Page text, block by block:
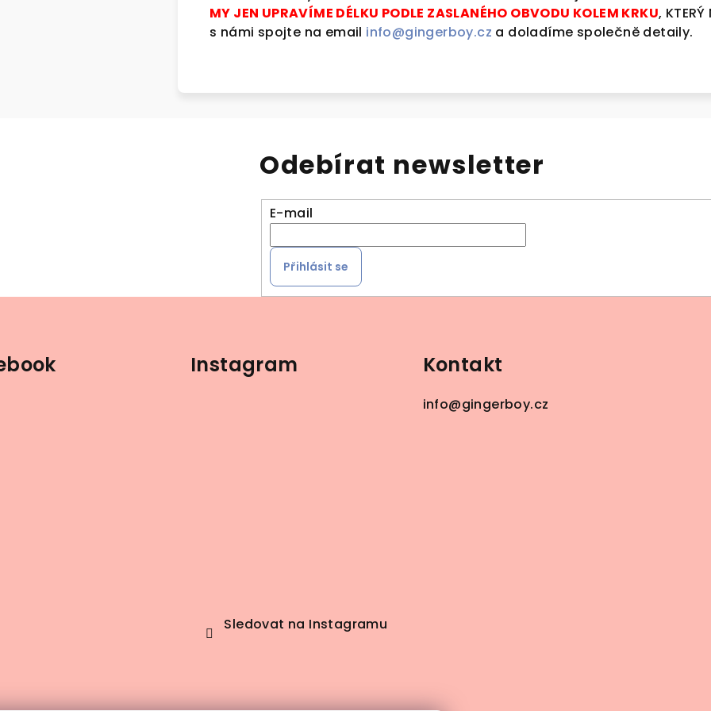
MY JEN UPRAVÍME DÉLKU PODLE ZASLANÉHO OBVODU KOLEM KRKU,
s námi spojte na email info@gingerboy.cz a doladíme společně detaily.
Odebírat newsletter
E-mail
Přihlásit se
Instagram
Sledovat na Instagramu
Kontakt
info@gingerboy.cz